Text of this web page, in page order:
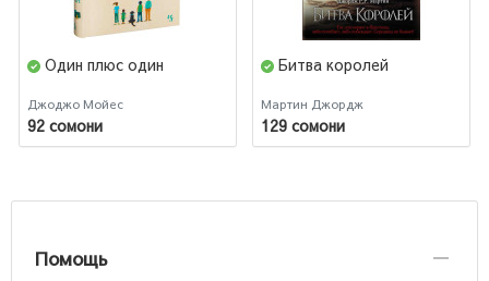
Один плюс один
Джоджо Мойес
92 сомони
Битва королей
Мартин Джордж
129 сомони
Помощь